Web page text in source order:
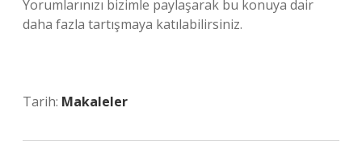
Yorumlarınızı bizimle paylaşarak bu konuya dair
daha fazla tartışmaya katılabilirsiniz.
Tarih: Makaleler